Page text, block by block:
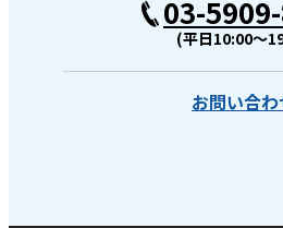
03-
(平日10:00〜
お問い合わ